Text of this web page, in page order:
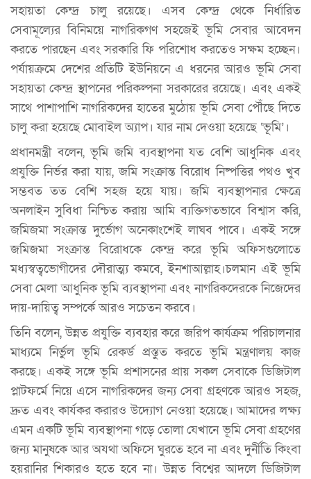
সহায়তা কেন্দ্র চালু রয়েছে। এসব কেন্দ্র থেকে নির্ধারিত
সেবামূল্যের বিনিময়ে নাগরিকগণ সহজেই ভূমি সেবার আবেদন
করতে পারছেন এবং সরকারি ফি পরিশোধ করতেও সক্ষম হচ্ছেন।
পর্যায়ক্রমে দেশের প্রতিটি ইউনিয়নে এ ধরনের আরও ভূমি সেবা
সহায়তা কেন্দ্র স্থাপনের পরিকল্পনা সরকারের রয়েছে। এবং একই
সাথে পাশাপাশি নাগরিকদের হাতের মুঠোয় ভূমি সেবা পৌঁছে দিতে
চালু করা হয়েছে মোবাইল অ্যাপ। যার নাম দেওয়া হয়েছে ‘ভূমি’।
প্রধানমন্ত্রী বলেন, ভূমি জমি ব্যবস্থাপনা যত বেশি আধুনিক এবং
প্রযুক্তি নির্ভর করা যায়, জমি সংক্রান্ত বিরোধ নিষ্পত্তির পথও খুব
সম্ভবত তত বেশি সহজ হয়ে যায়। জমি ব্যবস্থাপনার ক্ষেত্রে
অনলাইন সুবিধা নিশ্চিত করায় আমি ব্যক্তিগতভাবে বিশ্বাস করি,
জমিজমা সংক্রান্ত দুর্ভোগ অনেকাংশেই লাঘব পাবে। একই সঙ্গে
জমিজমা সংক্রান্ত বিরোধকে কেন্দ্র করে ভূমি অফিসগুলোতে
মধ্যস্বত্বভোগীদের দৌরাত্ম্য কমবে, ইনশাআল্লাহ।চলমান এই ভূমি
সেবা মেলা আধুনিক ভূমি ব্যবস্থাপনা এবং নাগরিকদেরকে নিজেদের
দায়-দায়িত্ব সম্পর্কে আরও সচেতন করবে।
তিনি বলেন, উন্নত প্রযুক্তি ব্যবহার করে জরিপ কার্যক্রম পরিচালনার
মাধ্যমে নির্ভুল ভূমি রেকর্ড প্রস্তুত করতে ভূমি মন্ত্রণালয় কাজ
করছে। একই সঙ্গে ভূমি প্রশাসনের প্রায় সকল সেবাকে ডিজিটাল
প্লাটফর্মে নিয়ে এসে নাগরিকদের জন্য সেবা গ্রহণকে আরও সহজ,
দ্রুত এবং কার্যকর করারও উদ্যোগ নেওয়া হয়েছে। আমাদের লক্ষ্য
এমন একটি ভূমি ব্যবস্থাপনা গড়ে তোলা যেখানে ভূমি সেবা গ্রহণের
জন্য মানুষকে আর অযথা অফিসে ঘুরতে হবে না এবং দুর্নীতি কিংবা
হয়রানির শিকারও হতে হবে না। উন্নত বিশ্বের আদলে ডিজিটাল